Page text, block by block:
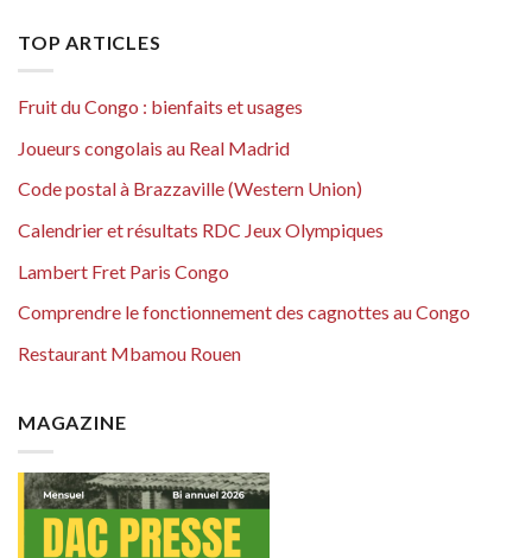
TOP ARTICLES
Fruit du Congo : bienfaits et usages
Joueurs congolais au Real Madrid
Code postal à Brazzaville (Western Union)
Calendrier et résultats RDC Jeux Olympiques
Lambert Fret Paris Congo
Comprendre le fonctionnement des cagnottes au Congo
Restaurant Mbamou Rouen
MAGAZINE